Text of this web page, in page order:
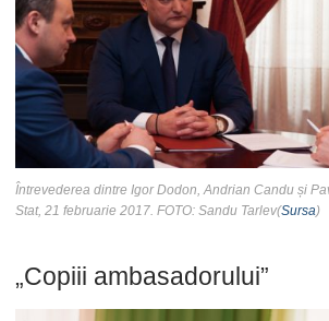
Întrevederea dintre Igor Dodon, Andrian Candu și
Stat, 21 februarie 2017. FOTO: Sandu Tarlev(Sursa)
„Copiii ambasadorului”